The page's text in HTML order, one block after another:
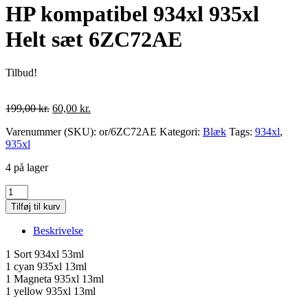
HP kompatibel 934xl 935xl
Helt sæt 6ZC72AE
Tilbud!
199,00kr. Den
pris
60,00 kr.
pris
Varenummer (SKU): or/6ZC72AE Kategori: Blæk Tags: 934xl,
935xl
4 på lager
HP
kompatibel
934xl
935xl
sæt
6ZC72AE
antal
Tilføj til kurv
Beskrivelse
1 Sort 934xl 53ml
1 cyan 935xl 13ml
1 Magneta 935xl 13ml
1 yellow 935xl 13ml